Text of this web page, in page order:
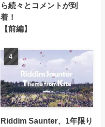
ら続々とコメントが到
着！
【前編】
Riddim Saunter、1年限り